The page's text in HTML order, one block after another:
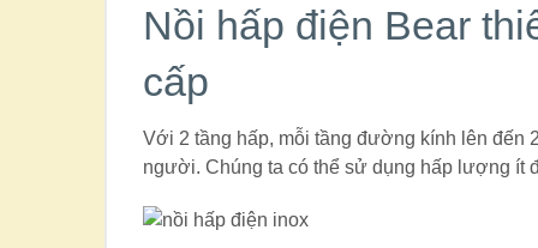
Nồi hấp điện Bear
cấp
Với 2 tầng hấp, mỗi tầng đường kính lên đến
người. Chúng ta có thể sử dụng hấp lượng ít